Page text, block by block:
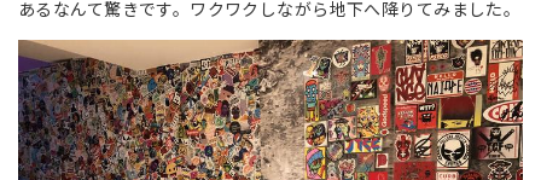
あるなんて驚きです。ワクワクしながら地下へ降りてみました。